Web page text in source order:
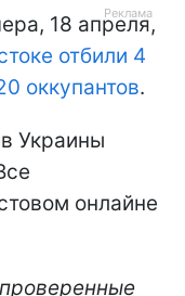
18 апреля,
отбили 4
оккупантов.
Украины
онлайне